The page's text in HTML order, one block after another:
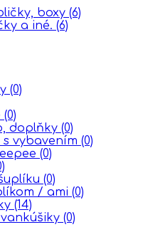
boxy (6)
a iné. (6)
(0)
(0)
doplňky (0)
vybavením (0)
(0)
(0)
/ ami (0)
(14)
(0)